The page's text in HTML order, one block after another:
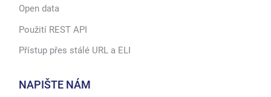
Open data
Použití REST API
Přístup přes stálé URL a ELI
NAPIŠTE NÁM